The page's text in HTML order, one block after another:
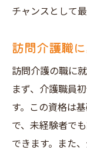
チャンスとして
訪問介護職
訪問介護の職に
まず、介護職員
す。この資格は
で、未経験者で
できます。また